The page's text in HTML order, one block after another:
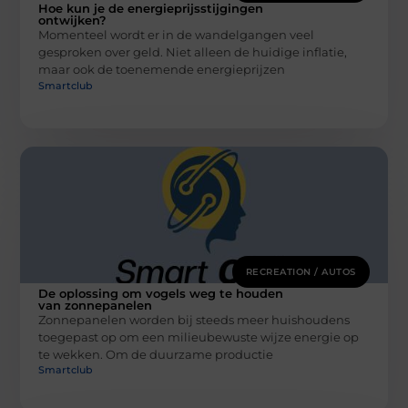
Hoe kun je de energieprijsstijgingen
ontwijken?
Momenteel wordt er in de wandelgangen veel
gesproken over geld. Niet alleen de huidige inflatie,
maar ook de toenemende energieprijzen
Smartclub
RECREATION / AUTOS
De oplossing om vogels weg te houden
van zonnepanelen
Zonnepanelen worden bij steeds meer huishoudens
toegepast op om een milieubewuste wijze energie op
te wekken. Om de duurzame productie
Smartclub